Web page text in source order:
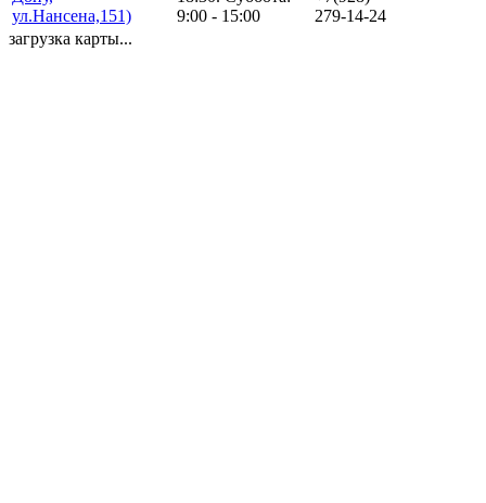
ул.Нансена,151)
9:00 - 15:00
279-14-24
загрузка карты...